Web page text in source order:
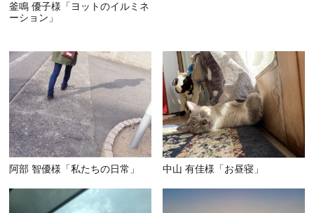
釜鳴 優子様「ヨットのイルミネ
ーション」
阿部 智優様「私たちの日常」 中山 有佳様「お昼寝」